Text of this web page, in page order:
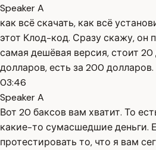
Speaker A
как всё скачать, как всё
этот Клод-код. Сразу скажу, он
самая дешёвая версия, стоит 20
долларов, есть за 200 долларов.
03:46
Speaker A
Вот 20 баксов вам хватит. То
какие-то сумасшедшие деньги.
протестировать то, что я вам